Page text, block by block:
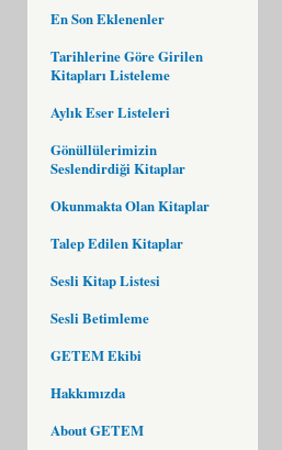
En Son Eklenenler
Tarihlerine Göre Girilen
Kitapları Listeleme
Aylık Eser Listeleri
Gönüllülerimizin
Seslendirdiği Kitaplar
Okunmakta Olan Kitaplar
Talep Edilen Kitaplar
Sesli Kitap Listesi
Sesli Betimleme
GETEM Ekibi
Hakkımızda
About GETEM